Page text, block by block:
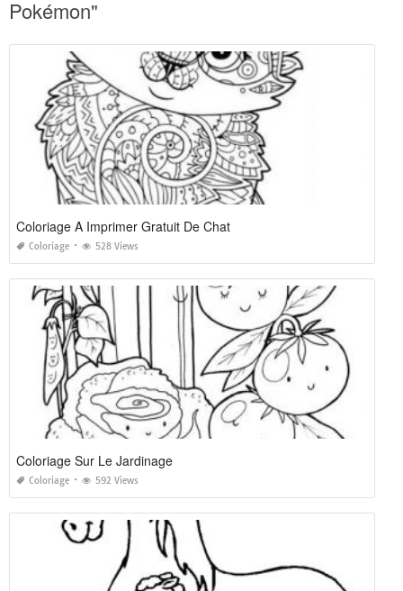
Pokémon"
Coloriage A Imprimer Gratuit De Chat
Coloriage 528 Views
Coloriage Sur Le Jardinage
Coloriage 592 Views